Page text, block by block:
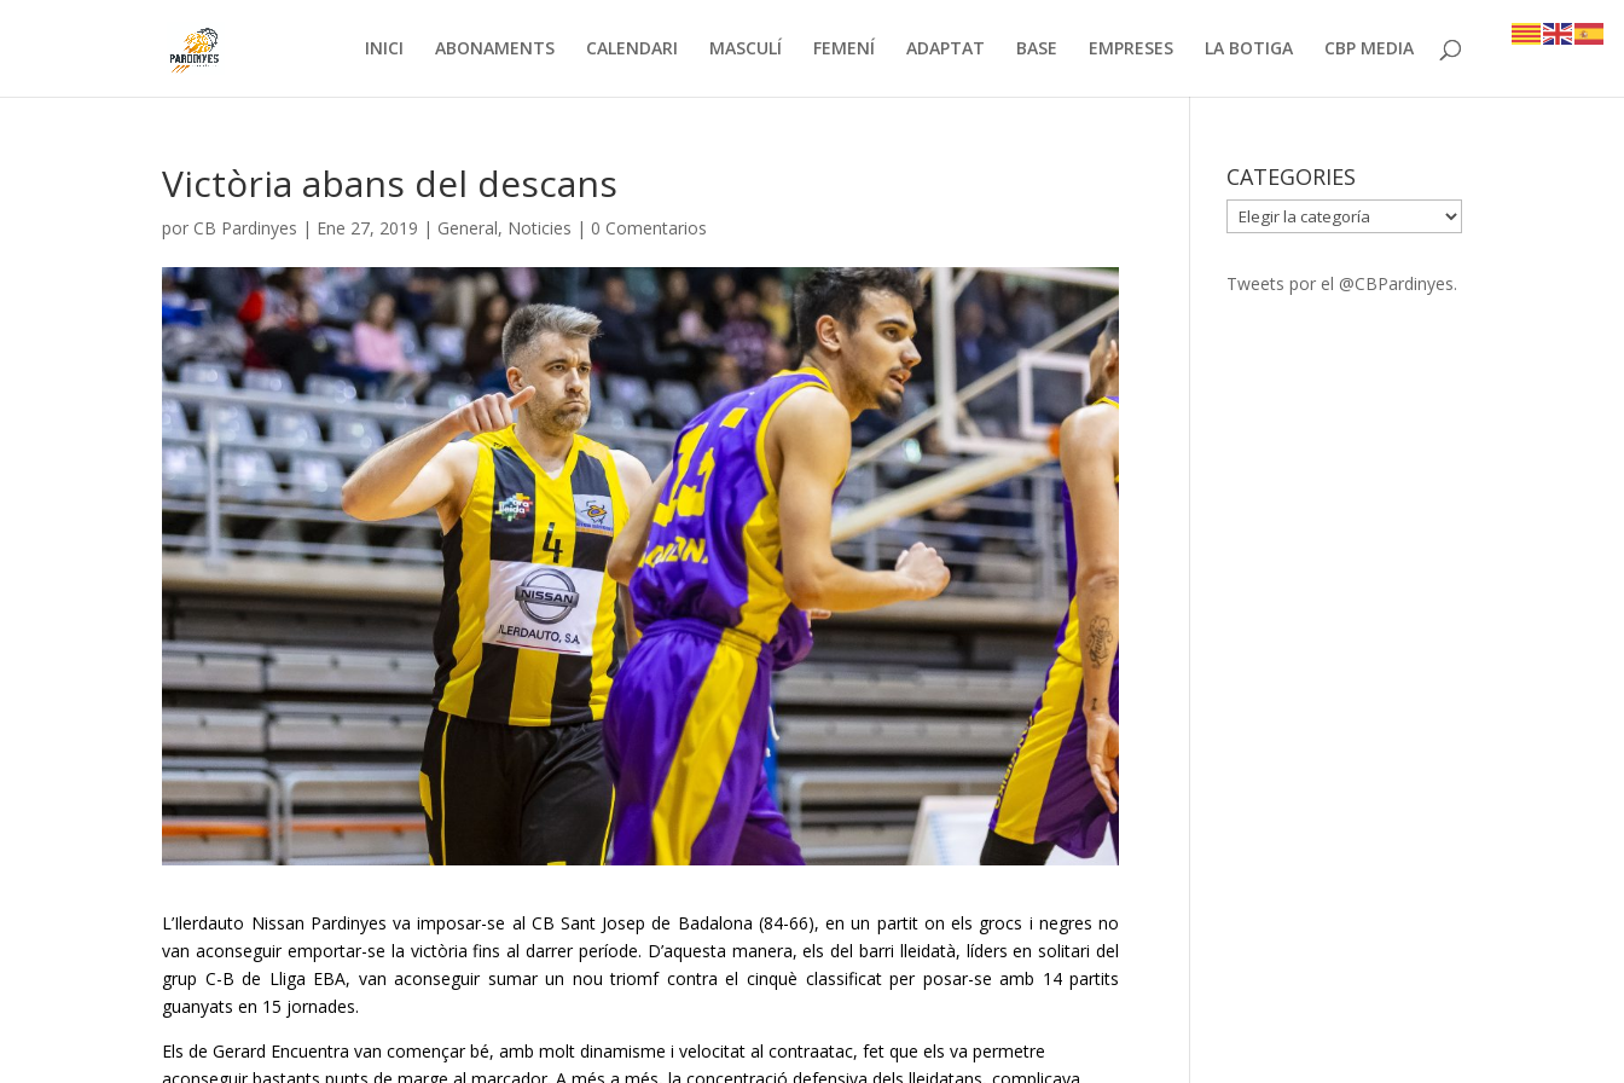
INICI ABONAMENTS CALENDARI MASCULÍ FEMENÍ ADAPTAT BASE EMPRESES LA BOTIGA CBP MEDIA
Victòria abans del descans
por CB Pardinyes | Ene 27, 2019 | General, Noticies | 0 Comentarios
L’Ilerdauto Nissan Pardinyes va imposar-se al CB Sant Josep de Badalona (84-66), en un partit on els grocs i negres no
van aconseguir emportar-se la victòria fins al darrer període. D’aquesta manera, els del barri lleidatà, líders en solitari del
grup C-B de Lliga EBA, van aconseguir sumar un nou triomf contra el cinquè classificat per posar-se amb 14 partits
guanyats en 15 jornades.
Els de Gerard Encuentra van començar bé, amb molt dinamisme i velocitat al contraatac, fet que els va permetre
CATEGORIES
CATEGORIES
Tweets por el @CBPardinyes.